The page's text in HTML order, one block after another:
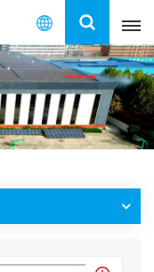
Français